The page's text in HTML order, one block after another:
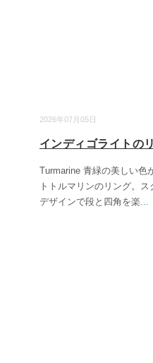
2026年07月05日
インディゴライトの
Turmarine 青緑の美しい色
トトルマリンのリング。
デザインで段と四角を楽...